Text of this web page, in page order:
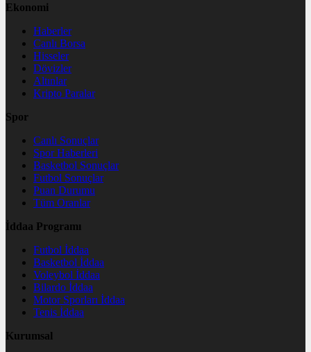
Ekonomi
Haberler
Canlı Borsa
Hisseler
Dövizler
Altınlar
Kripto Paralar
Spor
Canlı Sonuçlar
Spor Haberleri
Basketbol Sonuçlar
Futbol Sonuçlar
Puan Durumu
Tüm Oranlar
İddaa Programı
Futbol İddaa
Basketbol İddaa
Voleybol İddaa
Bilardo İddaa
Motor Sporları İddaa
Tenis İddaa
Kurumsal